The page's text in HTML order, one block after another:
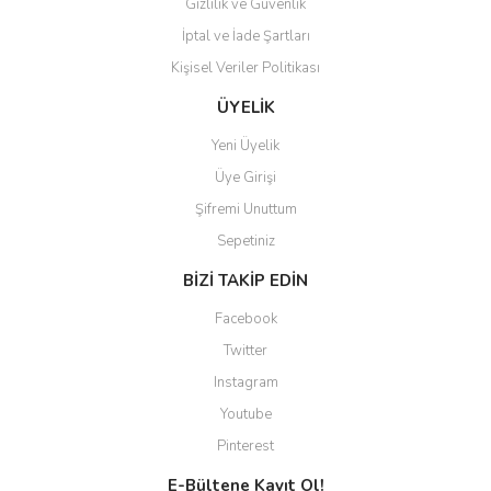
Gönder
Gizlilik ve Güvenlik
İptal ve İade Şartları
Kişisel Veriler Politikası
ÜYELİK
Yeni Üyelik
Üye Girişi
Şifremi Unuttum
Sepetiniz
BİZİ TAKİP EDİN
Facebook
Twitter
Instagram
Youtube
Pinterest
E-Bültene Kayıt Ol!